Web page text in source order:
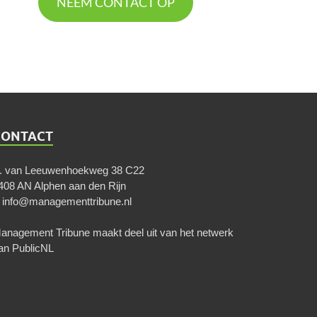
van Leeuwenhoekweg 38 C22
AN Alphen aan den Rijn
info@managementtribune.nl
Tribune maakt deel uit van het netwerk
PublicNL